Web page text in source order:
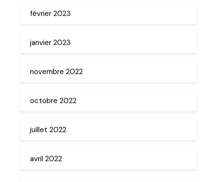
février 2023
janvier 2023
novembre 2022
octobre 2022
juillet 2022
avril 2022